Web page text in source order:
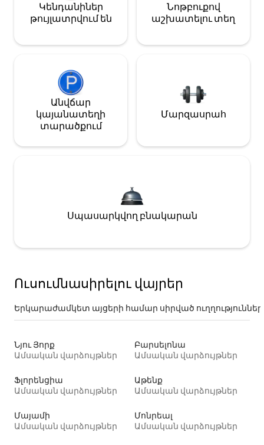
Կենդանիներ
թույլատրվում են
Նոթբուքով
աշխատելու տեղ
Անվճար
կայանատեղի
տարածքում
Մարզասրահ
Սպասարկվող բնակարան
Ուսումնասիրելու վայրեր
Երկարաժամկետ այցերի համար սիրված ուղղություններ
Նյու Յորք
Ամսական վարձույթներ
Բարսելոնա
Ամսական վարձույթներ
Ֆլորենցիա
Ամսական վարձույթներ
Աթենք
Ամսական վարձույթներ
Մայամի
Ամսական վարձույթներ
Մոնրեալ
Ամսական վարձույթներ